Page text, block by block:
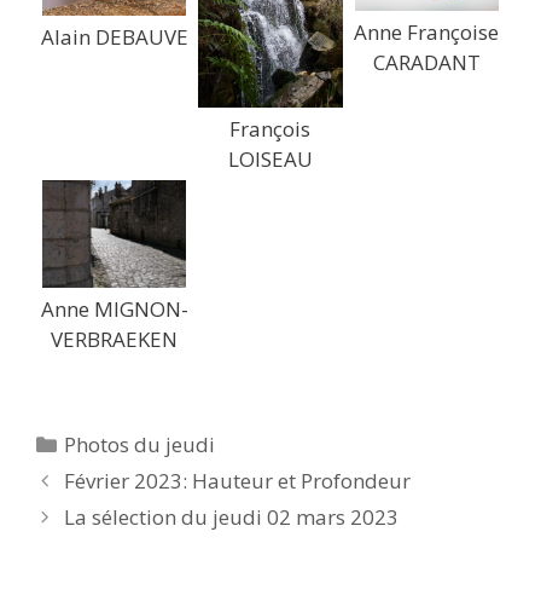
Alain DEBAUVE
François
LOISEAU
Anne Françoise
CARADANT
Anne MIGNON-
VERBRAEKEN
Catégories
Photos du jeudi
Février 2023: Hauteur et Profondeur
La sélection du jeudi 02 mars 2023